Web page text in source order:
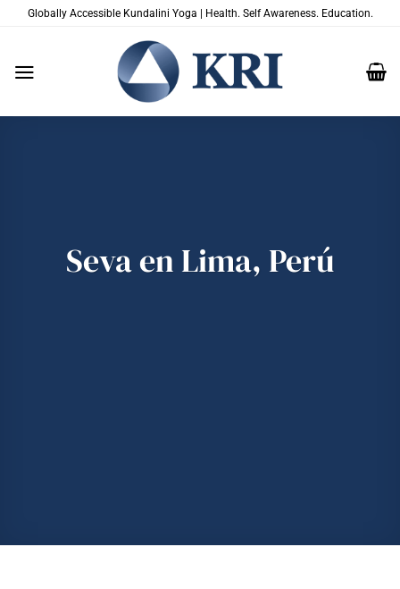
SaltarGlobally Accessible Kundalini Yoga | Health. Self Awareness. Education.
Seva en Lima, Perú